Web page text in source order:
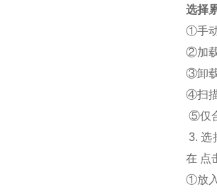
选择
①手
②加
③卸
④扫
⑤仅
3. 选
在 点
①放